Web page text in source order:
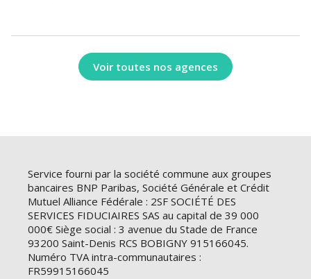
Voir toutes nos agences
Service fourni par la société commune aux groupes
bancaires BNP Paribas, Société Générale et Crédit
Mutuel Alliance Fédérale : 2SF SOCIÉTÉ DES
SERVICES FIDUCIAIRES SAS au capital de 39 000
000€ Siège social : 3 avenue du Stade de France
93200 Saint-Denis RCS BOBIGNY 915166045.
Numéro TVA intra-communautaires :
FR59915166045